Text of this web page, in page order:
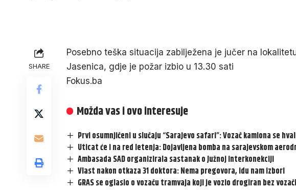
SHARE
Posebno teška situacija zabilježena je jučer na
Jasenica, gdje je požar izbio u 13.30 sati
Fokus.ba
Možda vas i ovo interesuje
Prvi osumnjičeni u slučaju “Sarajevo safari”: Vozač kamiona se
Uticat će i na red letenja: Dojavljena bomba na sarajevskom
Ambasada SAD organizirala sastanak o Južnoj interkonekciji
Vlast nakon otkaza 31 doktora: Nema pregovora, idu nam izbori
GRAS se oglasio o vozaču tramvaja koji je vozio drogiran bez